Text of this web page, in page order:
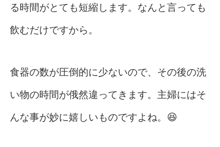
る時間がとても短縮します。なんと言っても
飲むだけですから。
食器の数が圧倒的に少ないので、その後の洗
い物の時間が俄然違ってきます。主婦にはそ
んな事が妙に嬉しいものですよね。😆